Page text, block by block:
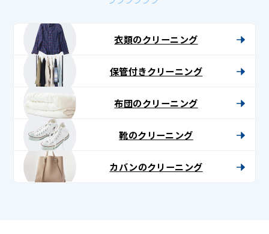
衣類のクリーニング
保管付きクリーニング
布団のクリーニング
靴のクリーニング
カバンのクリーニング